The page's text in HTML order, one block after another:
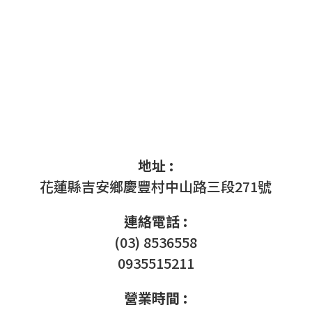
地址 :
花蓮縣吉安鄉慶豐村中山路三段271號
連絡電話 :
(03) 8536558
0935515211
營業時間 :